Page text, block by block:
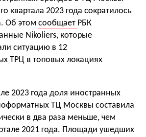
квартала 2023 года сократилось
Об этом сообщает РБК
Nikoliers, которые
ситуацию в 12
ТРЦ в топовых локациях
2023 года доля иностранных
ТЦ Москвы составила
в два раза меньше, чем
2021 года. Площади ушедших